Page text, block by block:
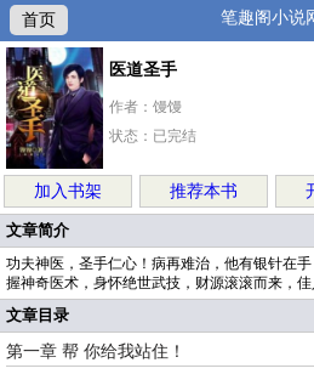
首页 笔趣阁小说
医道圣手
作者：馒馒
状态：已完结
加入书架 推荐本书
文章简介
功夫神医，圣手仁心！病再难治，他有银针在
握神奇医术，身怀绝世武技，财源滚滚而来，
文章目录
第一章 帮 你给我站住！